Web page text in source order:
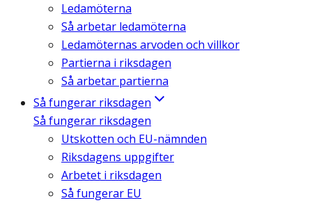
Ledamöterna
Så arbetar ledamöterna
Ledamöternas arvoden och villkor
Partierna i riksdagen
Så arbetar partierna
Så fungerar riksdagen
Så fungerar riksdagen
Utskotten och EU-nämnden
Riksdagens uppgifter
Arbetet i riksdagen
Så fungerar EU